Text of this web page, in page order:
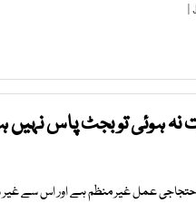
ہوئی تو بجٹ پاس نہیں
احتجاجی عمل غیر منظم ہے اور اس سے